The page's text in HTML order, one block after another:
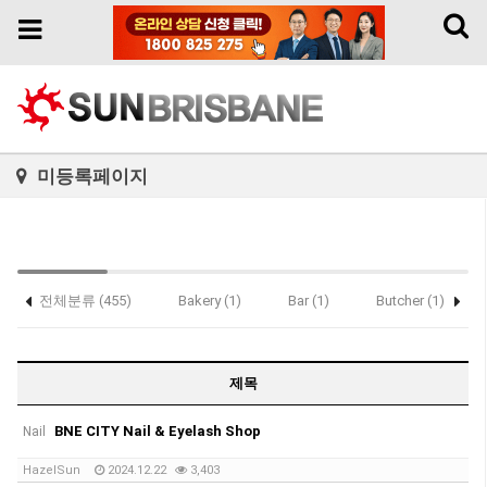
Toggle
Toggle
미등록페이지
전체분류 (455) Bakery (1) Bar (1) Butcher (1)
제목
Nail BNE CITY Nail & Eyelash Shop
HazelSun 2024.12.22 3,403